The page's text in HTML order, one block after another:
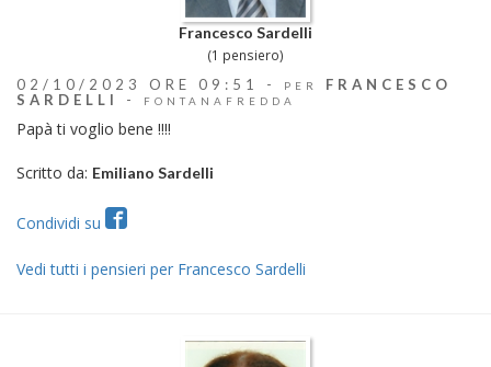
Francesco Sardelli
(1 pensiero)
02/10/2023 ORE 09:51 - PER
FRANCESCO
SARDELLI
- FONTANAFREDDA
Papà ti voglio bene !!!!
Scritto da: Emiliano Sardelli
Condividi su
Vedi tutti i pensieri per Francesco Sardelli